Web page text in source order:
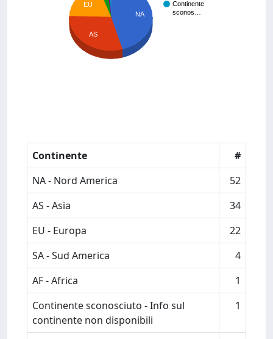
Continente
sconos…
NA
EU
AS
Continente
#
NA - Nord America
52
AS - Asia
34
EU - Europa
22
SA - Sud America
4
AF - Africa
1
Continente sconosciuto - Info sul
continente non disponibili
1